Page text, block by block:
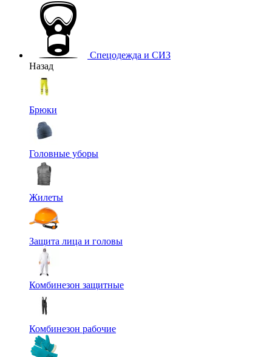
Спецодежда и СИЗ
Назад
Брюки
Головные уборы
Жилеты
Защита лица и головы
Комбинезон защитные
Комбинезон рабочие